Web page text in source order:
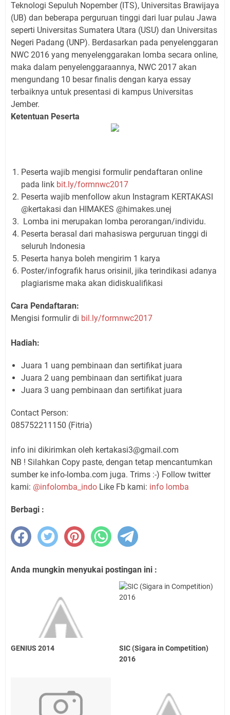
Teknologi Sepuluh Nopember (ITS), Universitas Brawijaya
(UB) dan beberapa perguruan tinggi dari luar pulau Jawa
seperti Universitas Sumatera Utara (USU) dan Universitas
Negeri Padang (UNP). Berdasarkan pada penyelenggaran
NWC 2016 yang menyelenggarakan lomba secara online,
maka dalam penyelenggaraannya, NWC 2017 akan
mengundang 10 besar finalis dengan karya essay
terbaiknya untuk presentasi di kampus Universitas
Jember.
Ketentuan Peserta
Peserta wajib mengisi formulir pendaftaran online
pada link bit.ly/formnwc2017
Peserta wajib menfollow akun Instagram KERTAKASI
@kertakasi dan HIMAKES @himakes.unej
Lomba ini merupakan lomba perorangan/individu.
Peserta berasal dari mahasiswa perguruan tinggi di
seluruh Indonesia
Peserta hanya boleh mengirim 1 karya
Poster/infografik harus orisinil, jika terindikasi adanya
plagiarisme maka akan didiskualifikasi
Cara Pendaftaran:
Mengisi formulir di bil.ly/formnwc2017
Hadiah:
Juara 1 uang pembinaan dan sertifikat juara
Juara 2 uang pembinaan dan sertifikat juara
Juara 3 uang pembinaan dan sertifikat juara
Contact Person:
085752211150 (Fitria)
info ini dikirimkan oleh kertakasi3@gmail.com
NB ! Silahkan Copy paste, dengan tetap mencantumkan
sumber ke info-lomba.com juga. Trims :-) Follow twitter
kami: @infolomba_indo Like Fb kami: info lomba
Berbagi :
Anda mungkin menyukai postingan ini :
GENIUS 2014
SIC (Sigara in Competition)
2016